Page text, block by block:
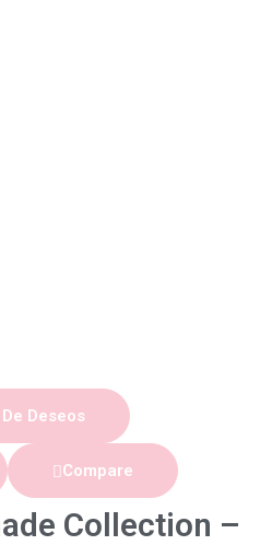
Deseos
Compare
Collection –